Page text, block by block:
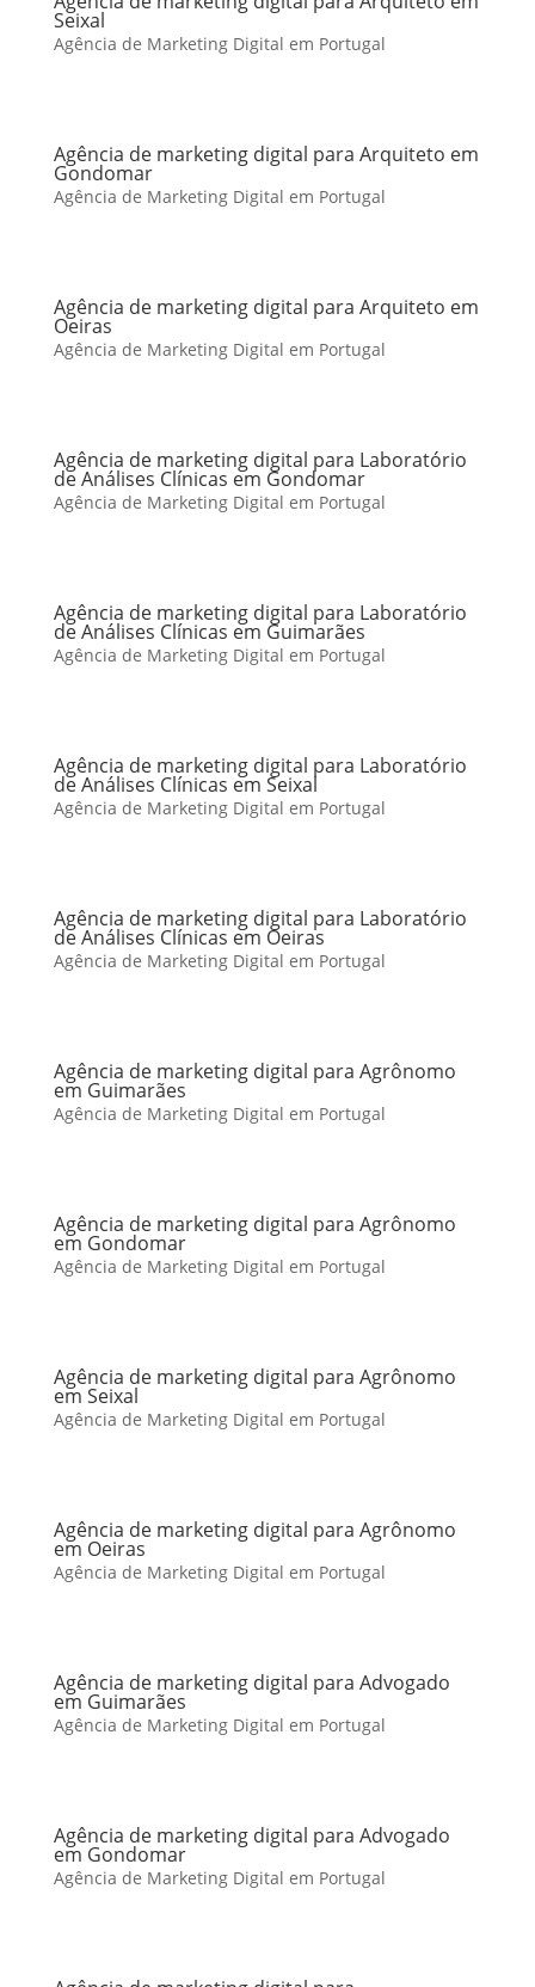
Seixal
Agência de Marketing Digital em Portugal
Agência de marketing digital para Arquiteto em
Gondomar
Agência de Marketing Digital em Portugal
Agência de marketing digital para Arquiteto em
Oeiras
Agência de Marketing Digital em Portugal
Agência de marketing digital para Laboratório
de Análises Clínicas em Gondomar
Agência de Marketing Digital em Portugal
Agência de marketing digital para Laboratório
de Análises Clínicas em Guimarães
Agência de Marketing Digital em Portugal
Agência de marketing digital para Laboratório
de Análises Clínicas em Seixal
Agência de Marketing Digital em Portugal
Agência de marketing digital para Laboratório
de Análises Clínicas em Oeiras
Agência de Marketing Digital em Portugal
Agência de marketing digital para Agrônomo
em Guimarães
Agência de Marketing Digital em Portugal
Agência de marketing digital para Agrônomo
em Gondomar
Agência de Marketing Digital em Portugal
Agência de marketing digital para Agrônomo
em Seixal
Agência de Marketing Digital em Portugal
Agência de marketing digital para Agrônomo
em Oeiras
Agência de Marketing Digital em Portugal
Agência de marketing digital para Advogado
em Guimarães
Agência de Marketing Digital em Portugal
Agência de marketing digital para Advogado
em Gondomar
Agência de Marketing Digital em Portugal